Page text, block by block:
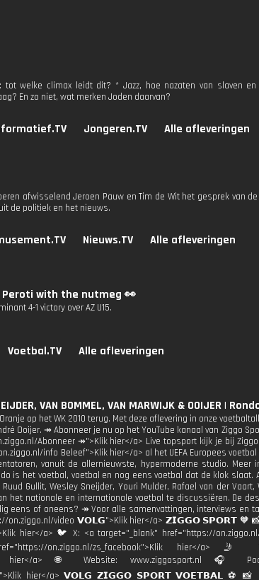
tot welke climax leidt dit? * Jazz, hoe nazaten van slaven
En zo niet, wat merken Joden daarvan?
Jongeren.TV Alle afleveringen
afwisselend Jeroen Pauw en Tim de Wit het gesprek van
de politiek en het nieuws.
Nieuws.TV Alle afleveringen
Peroti with the nutmeg 👀
4-1 victory over AZ U15.
Voetbal.TV Alle afleveringen
VAN BOMMEL, VAN MARWIJK & OOIJER |
op het WK 2010 terug. Met deze aflevering in onze
Ooijer. ↠ Abonneer je nu op het YouTube kanaal van Ziggo
Abonneer ↠">Klik hier</a> Live topsport kijk je bij
info Beleef">Klik hier</a> al het UEFA Europees
vanuit de allernieuwste, hypermoderne studio. Meer
is het voetbal, voetbal en nog eens voetbal dat de klok slaat.
Gullit, Wesley Sneijder, Youri Mulder, Rafael van der
het nationale en internationale voetbal te discussiëren. De
eens of oneens? ↠ Voor alle samenvattingen, interviews en
on.ziggo.nl/video 𝗩𝗢𝗟𝗚">Klik hier</a> 𝗭𝗜𝗚𝗚𝗢 𝗦𝗣𝗢𝗥𝗧 🧡 📸
hier</a> 🐦 X: <a target="_blank" href="https://
on.ziggo.nl/zs_facebook">Klik hier</a> 🤳
hier</a> 🌐 Website: www.ziggosport.nl 🎧
hier</a> 𝗩𝗢𝗟𝗚 𝗭𝗜𝗚𝗚𝗢 𝗦𝗣𝗢𝗥𝗧 𝗩𝗢𝗘𝗧𝗕𝗔𝗟 ⚽️ 📸